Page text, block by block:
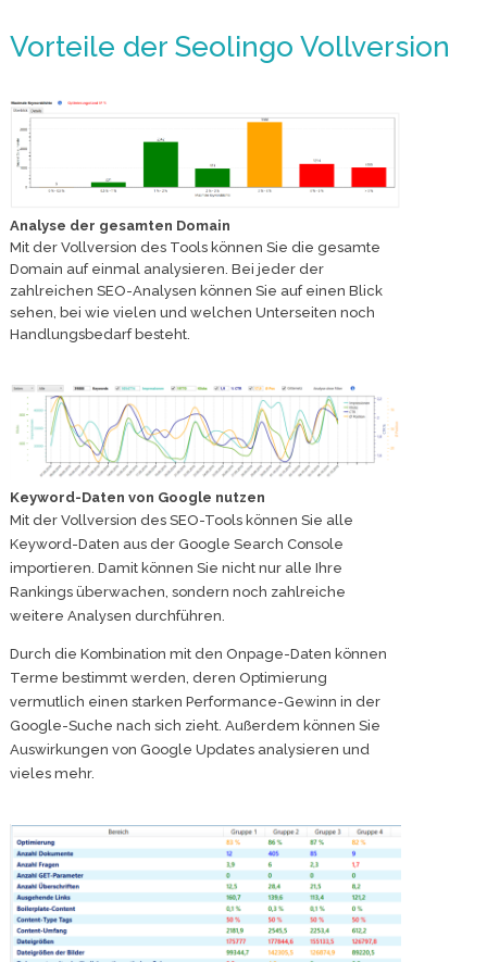
Vorteile der Seolingo Vollversion
Analyse der gesamten Domain
Mit der Vollversion des Tools können Sie die gesamte
Domain auf einmal analysieren. Bei jeder der
zahlreichen SEO-Analysen können Sie auf einen Blick
sehen, bei wie vielen und welchen Unterseiten noch
Handlungsbedarf besteht.
Keyword-Daten von Google nutzen
Mit der Vollversion des SEO-Tools können Sie alle
Keyword-Daten aus der Google Search Console
importieren. Damit können Sie nicht nur alle Ihre
Rankings überwachen, sondern noch zahlreiche
weitere Analysen durchführen.
Durch die Kombination mit den Onpage-Daten können
Terme bestimmt werden, deren Optimierung
vermutlich einen starken Performance-Gewinn in der
Google-Suche nach sich zieht. Außerdem können Sie
Auswirkungen von Google Updates analysieren und
vieles mehr.